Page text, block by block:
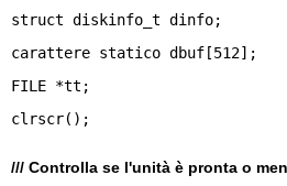
struct diskinfo_t dinfo;
carattere statico dbuf[512];
FILE *tt;
/// Controlla se l'unità è pronta o